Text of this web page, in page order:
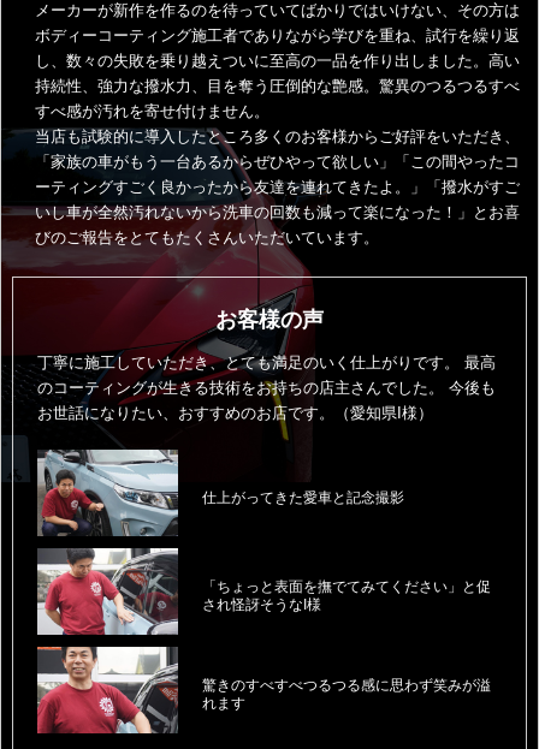
メーカーが新作を作るのを待っていてばかりではいけない、その方は
ボディーコーティング施工者でありながら学びを重ね、試行を繰り返
し、数々の失敗を乗り越えついに至高の一品を作り出しました。高い
持続性、強力な撥水力、目を奪う圧倒的な艶感。驚異のつるつるすべ
すべ感が汚れを寄せ付けません。
当店も試験的に導入したところ多くのお客様からご好評をいただき、
「家族の車がもう一台あるからぜひやって欲しい」「この間やったコ
ーティングすごく良かったから友達を連れてきたよ。」「撥水がすご
いし車が全然汚れないから洗車の回数も減って楽になった！」とお喜
びのご報告をとてもたくさんいただいています。
お客様の声
丁寧に施工していただき、とても満足のいく仕上がりです。
最高
のコーティングが生きる技術をお持ちの店主さんでした。
今後も
お世話になりたい、おすすめのお店です。（愛知県I様）
仕上がってきた愛車と記念撮影
「ちょっと表面を撫でてみてください」と促
され怪訝そうなI様
驚きのすべすべつるつる感に思わず笑みが溢
れます